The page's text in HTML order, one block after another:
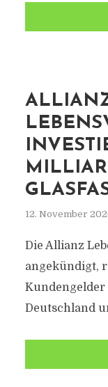
12. November
Die Allianz
angekündigt,
Deutschland